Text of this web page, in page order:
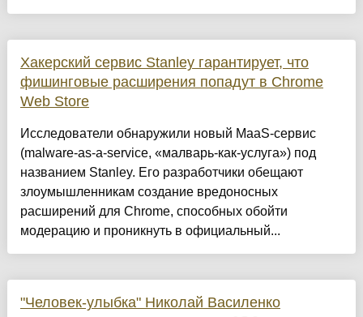
Хакерский сервис Stanley гарантирует, что
фишинговые расширения попадут в Chrome
Web Store
Исследователи обнаружили новый MaaS-сервис
(malware-as-a-service, «малварь-как-услуга») под
названием Stanley. Его разработчики обещают
злоумышленникам создание вредоносных
расширений для Chrome, способных обойти
модерацию и проникнуть в официальный...
"Человек-улыбка" Николай Василенко